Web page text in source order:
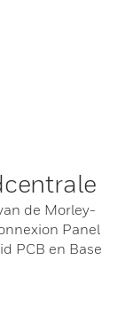
de Morley-
Panel
PCB en Base